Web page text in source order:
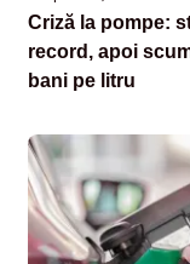
Criză la pompe:
record, apoi
bani pe litru